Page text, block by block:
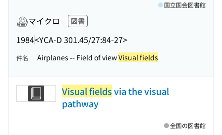
マイクロ 図書
1984<YCA-D 301.45/27:84-27>
国立国会図書館
件名 Airplanes -- Field of viewVisual fields
Visual fieldsvia the visual
pathway
全国の図書館